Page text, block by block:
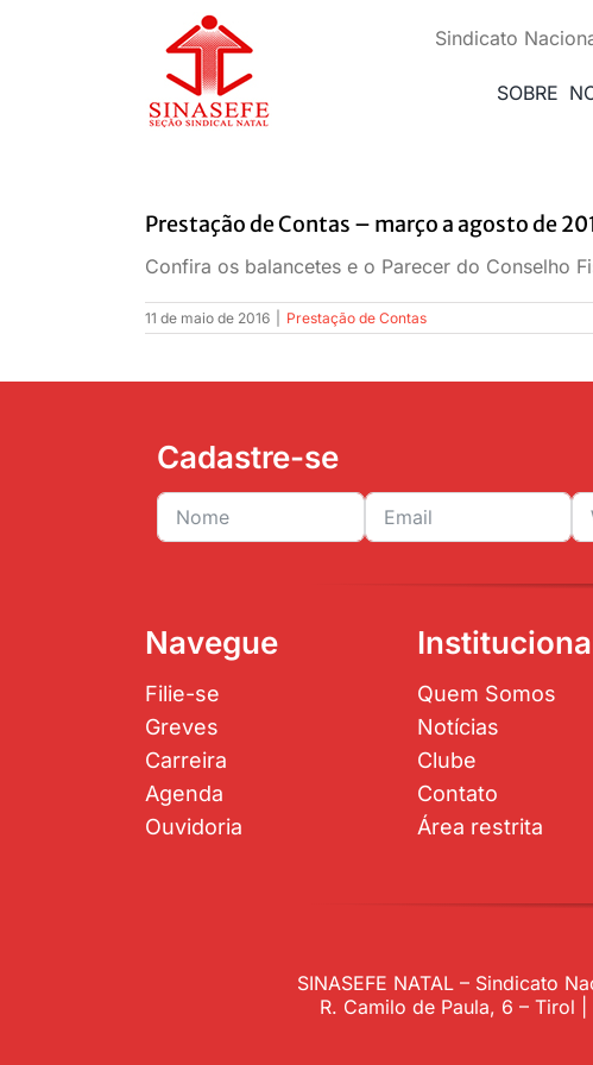
Sindicato
SOBRE
Prestação de Contas – março a agosto de
Confira os balancetes e o Parecer do Conselho
11 de maio de 2016 Prestação de Contas
Cadastre-se
Navegue
Filie-se
Greves
Carreira
Agenda
Ouvidoria
Quem Somos
Notícias
Clube
Contato
Área restrita
SINASEFE NATAL – Sindicato
R. Camilo de Paula, 6 – Tirol